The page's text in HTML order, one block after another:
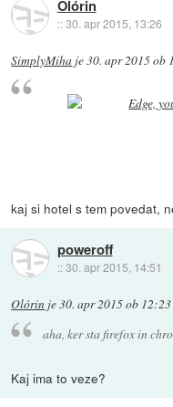
Olórin
::30. apr 2015, 13:26
SimplyMiha je30. apr 2015 ob
kaj si hotel s tem povedat,
poweroff
::30. apr 2015, 14:51
Olórin je30. apr 2015 ob 12:23
aha, ker sta firefox in
Kaj ima to veze?